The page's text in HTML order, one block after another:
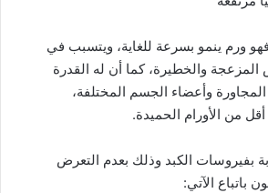
ورم ينمو بسرعة للغاية، ويتسبب في
المزعجة والخطيرة، كما أن له القدرة
وأعضاء الجسم المختلفة،
من الأورام الحميدة.
بفيروسات الكبد وذلك بعدم التعرض
باتباع الآتي: